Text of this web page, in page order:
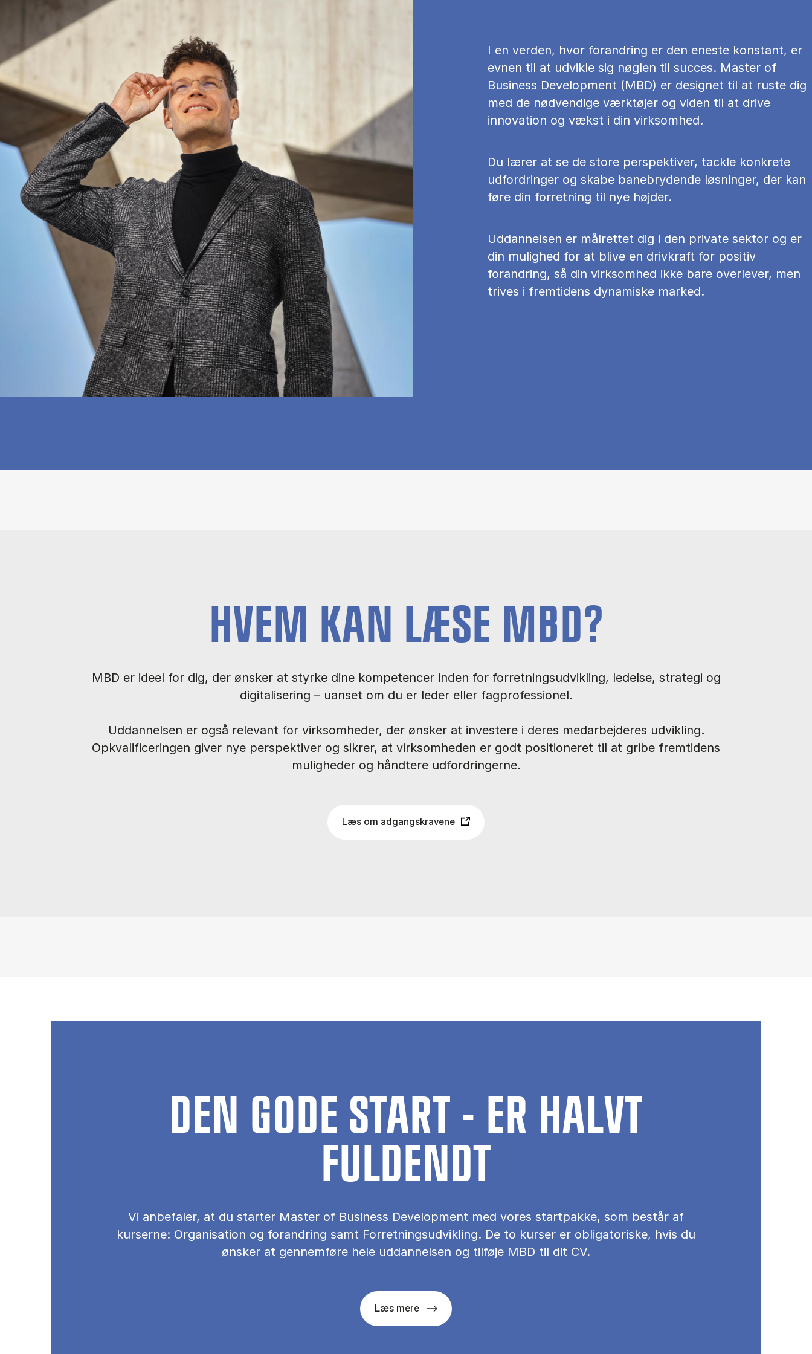
I en verden, hvor forandring er den eneste konstant, er
evnen til at udvikle sig nøglen til succes. Master of
Business Development (MBD) er designet til at ruste dig
med de nødvendige værktøjer og viden til at drive
innovation og vækst i din virksomhed.
Du lærer at se de store perspektiver, tackle konkrete
udfordringer og skabe banebrydende løsninger, der kan
føre din forretning til nye højder.
Uddannelsen er målrettet dig i den private sektor og er
din mulighed for at blive en drivkraft for positiv
forandring, så din virksomhed ikke bare overlever, men
trives i fremtidens dynamiske marked.
HVEM KAN LÆSE MBD?
MBD er ideel for dig, der ønsker at styrke dine kompetencer inden for forretningsudvikling, ledelse, strategi og
digitalisering – uanset om du er leder eller fagprofessionel.
Uddannelsen er også relevant for virksomheder, der ønsker at investere i deres medarbejderes udvikling.
Opkvalificeringen giver nye perspektiver og sikrer, at virksomheden er godt positioneret til at gribe fremtidens
muligheder og håndtere udfordringerne.
Læs om adgangskravene
DEN GODE START - ER HALVT
FULDENDT
Vi anbefaler, at du starter Master of Business Development med vores startpakke, som består af
kurserne: Organisation og forandring samt Forretningsudvikling. De to kurser er obligatoriske, hvis du
ønsker at gennemføre hele uddannelsen og tilføje MBD til dit CV.
Læs mere